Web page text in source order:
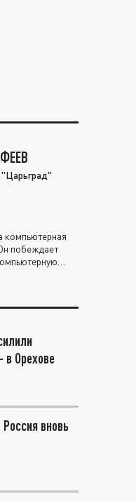
"Царьград"
компьютерная
побеждает
в Орехове
вновь